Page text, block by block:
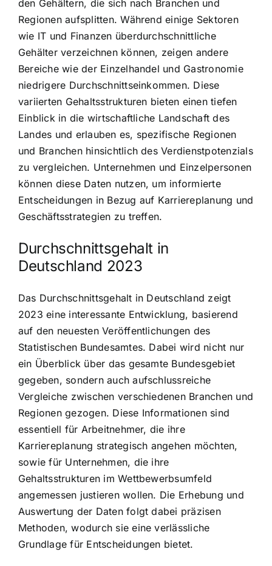
den Gehältern, die sich nach Branchen und
Regionen aufsplitten. Während einige Sektoren
wie IT und Finanzen überdurchschnittliche
Gehälter verzeichnen können, zeigen andere
Bereiche wie der Einzelhandel und Gastronomie
niedrigere Durchschnittseinkommen. Diese
variierten Gehaltsstrukturen bieten einen tiefen
Einblick in die wirtschaftliche Landschaft des
Landes und erlauben es, spezifische Regionen
und Branchen hinsichtlich des Verdienstpotenzials
zu vergleichen. Unternehmen und Einzelpersonen
können diese Daten nutzen, um informierte
Entscheidungen in Bezug auf Karriereplanung und
Geschäftsstrategien zu treffen.
Durchschnittsgehalt in
Deutschland 2023
Das Durchschnittsgehalt in Deutschland zeigt
2023 eine interessante Entwicklung, basierend
auf den neuesten Veröffentlichungen des
Statistischen Bundesamtes. Dabei wird nicht nur
ein Überblick über das gesamte Bundesgebiet
gegeben, sondern auch aufschlussreiche
Vergleiche zwischen verschiedenen Branchen und
Regionen gezogen. Diese Informationen sind
essentiell für Arbeitnehmer, die ihre
Karriereplanung strategisch angehen möchten,
sowie für Unternehmen, die ihre
Gehaltsstrukturen im Wettbewerbsumfeld
angemessen justieren wollen. Die Erhebung und
Auswertung der Daten folgt dabei präzisen
Methoden, wodurch sie eine verlässliche
Grundlage für Entscheidungen bietet.